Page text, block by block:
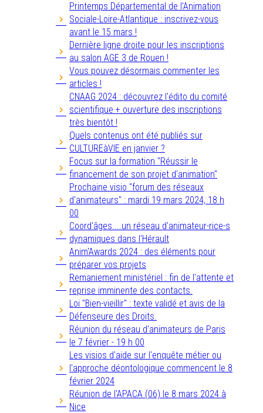
Printemps Départemental de l'Animation
Sociale-Loire-Atlantique : inscrivez-vous
avant le 15 mars !
Dernière ligne droite pour les inscriptions
au salon AGE 3 de Rouen !
Vous pouvez désormais commenter les
articles !
CNAAG 2024 : découvrez l'édito du comité
scientifique + ouverture des inscriptions
très bientôt !
Quels contenus ont été publiés sur
CULTUREàVIE en janvier ?
Focus sur la formation "Réussir le
financement de son projet d'animation"
Prochaine visio "forum des réseaux
d'animateurs" : mardi 19 mars 2024, 18 h
00
Coord'âges....un réseau d'animateur-rice-s
dynamiques dans l'Hérault
Anim'Awards 2024 : des éléments pour
préparer vos projets
Remaniement ministériel : fin de l'attente et
reprise imminente des contacts.
Loi "Bien-vieillir" : texte validé et avis de la
Défenseure des Droits.
Réunion du réseau d'animateurs de Paris
le 7 février - 19 h 00
Les visios d'aide sur l'enquête métier ou
l'approche déontologique commencent le 8
février 2024
Réunion de l'APACA (06) le 8 mars 2024 à
Nice